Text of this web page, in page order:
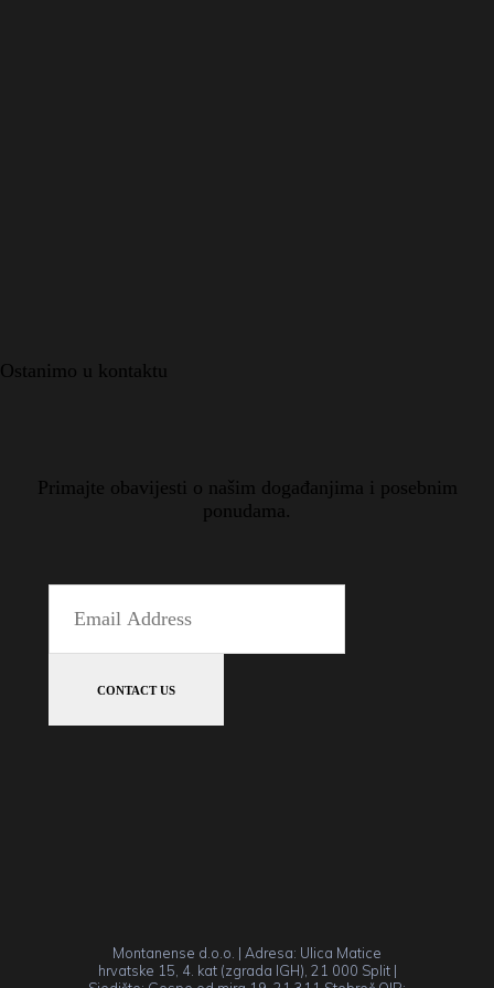
Ostanimo u kontaktu
Primajte obavijesti o našim događanjima i posebnim
ponudama.
Montanense d.o.o. | Adresa: Ulica Matice
hrvatske 15, 4. kat (zgrada IGH), 21 000 Split |